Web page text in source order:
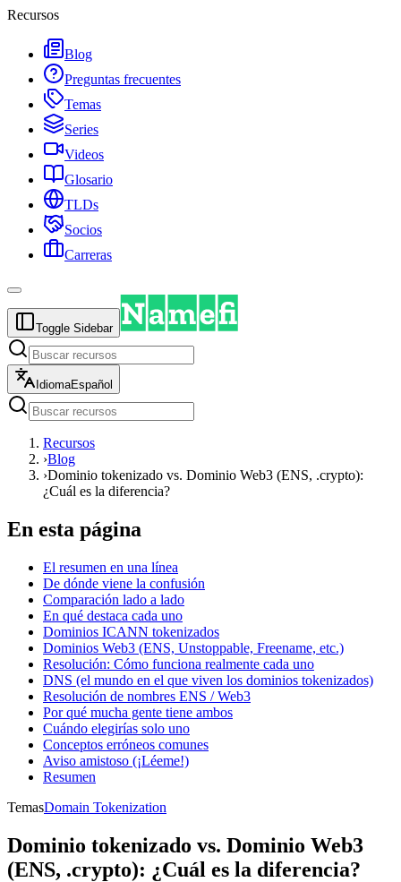
Recursos
Blog
Preguntas frecuentes
Temas
Series
Videos
Glosario
TLDs
Socios
Carreras
Toggle Sidebar
IdiomaEspañol
Recursos
›Blog
›Dominio tokenizado vs. Dominio Web3 (ENS, .crypto):
¿Cuál es la diferencia?
En esta página
El resumen en una línea
De dónde viene la confusión
Comparación lado a lado
En qué destaca cada uno
Dominios ICANN tokenizados
Dominios Web3 (ENS, Unstoppable, Freename, etc.)
Resolución: Cómo funciona realmente cada uno
DNS (el mundo en el que viven los dominios tokenizados)
Resolución de nombres ENS / Web3
Por qué mucha gente tiene ambos
Cuándo elegirías solo uno
Conceptos erróneos comunes
Aviso amistoso (¡Léeme!)
Resumen
TemasDomain Tokenization
Dominio tokenizado vs. Dominio Web3
(ENS, .crypto): ¿Cuál es la diferencia?